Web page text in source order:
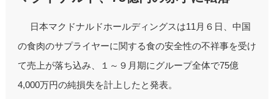
日本マクドナルドホールディングスは11月６日、中国
の食肉のサプライヤーに関する食の安全性の不祥事を受け
て売上が落ち込み、１～９月期にグループ全体で75億
4,000万円の純損失を計上したと発表。